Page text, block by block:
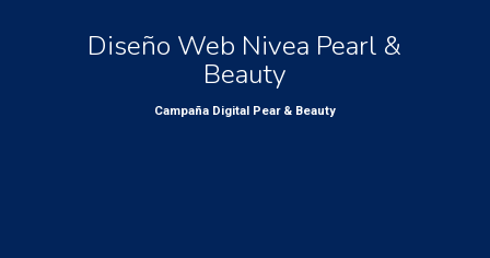
Diseño Web Nivea Pearl &
Beauty
Campaña Digital Pear & Beauty